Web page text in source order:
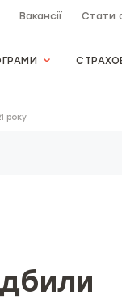
Вакансії Стати
року